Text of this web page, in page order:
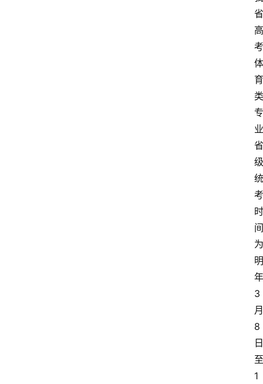
省
高
考
体
育
类
专
业
省
级
统
考
时
间
为
明
年
3
月
8
日
至
1